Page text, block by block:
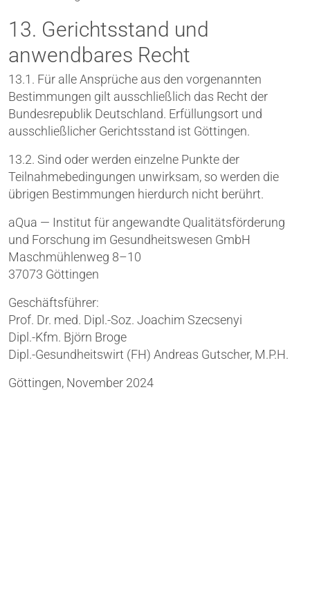
13. Gerichtsstand und
anwendbares Recht
13.1. Für alle Ansprüche aus den vorgenannten
Bestimmungen gilt ausschließlich das Recht der
Bundesrepublik Deutschland. Erfüllungsort und
ausschließlicher Gerichtsstand ist Göttingen.
13.2. Sind oder werden einzelne Punkte der
Teilnahmebedingungen unwirksam, so werden die
übrigen Bestimmungen hierdurch nicht berührt.
aQua — Institut für angewandte Qualitätsförderung
und Forschung im Gesundheitswesen GmbH
Maschmühlenweg 8–10
37073 Göttingen
Geschäftsführer:
Prof. Dr. med. Dipl.-Soz. Joachim Szecsenyi
Dipl.-Kfm. Björn Broge
Dipl.-Gesundheitswirt (FH) Andreas Gutscher, M.P.H.
Göttingen, November 2024